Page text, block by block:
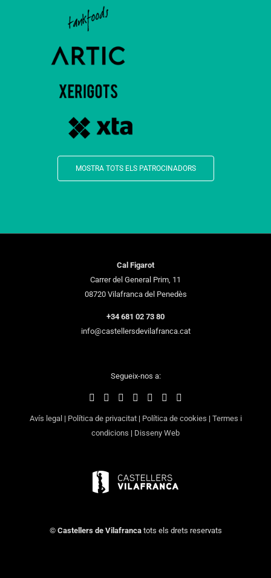
MOSTRA TOTS ELS PATROCINADORS
Cal Figarot
Carrer del General Prim, 11
08720 Vilafranca del Penedès
+34 681 02 73 80
info@castellersdevilafranca.cat
Segueix-nos a:
Avís legal| Política de privacitat| Política de cookies | Termes i
condicions | Disseny Web
© Castellers de Vilafrancatots els drets reservats